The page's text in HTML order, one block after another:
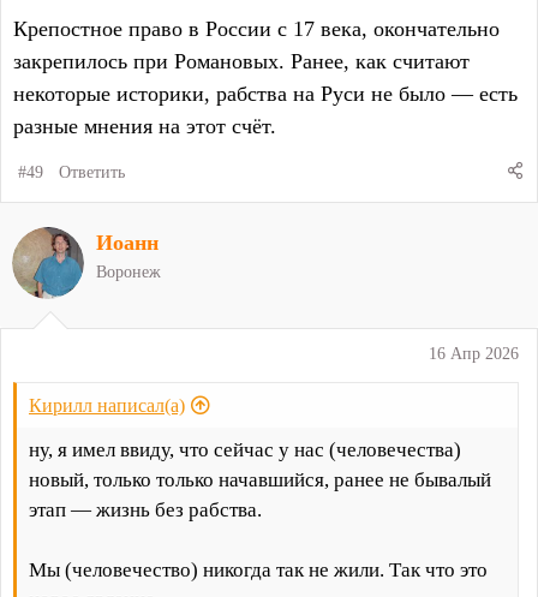
Крепостное право в России с 17 века, окончательно
закрепилось при Романовых. Ранее, как считают
некоторые историки, рабства на Руси не было — есть
разные мнения на этот счёт.
#49 Ответить
16 Апр 2026
Кирилл написал(а)
ну, я имел ввиду, что сейчас у нас (человечества)
новый, только только начавшийся, ранее не бывалый
этап — жизнь без рабства.
Мы (человечество) никогда так не жили. Так что это
Иоанн
Воронеж